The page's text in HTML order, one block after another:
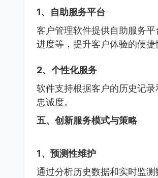
1、自助服务平台
客户管理软件提供自助服务
进度等，提升客户体验的便捷
2、个性化服务
软件支持根据客户的历史记
忠诚度。
五、创新服务模式与策略
1、预测性维护
通过分析历史数据和实时监